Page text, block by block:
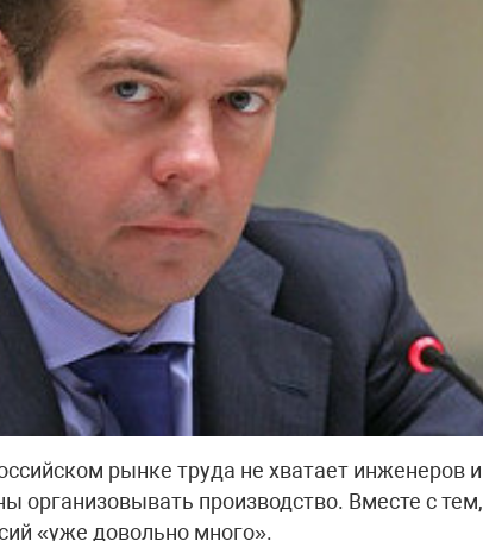
рынке труда не хватает инженеров и
организовывать производство. Вместе с тем,
«уже довольно много».